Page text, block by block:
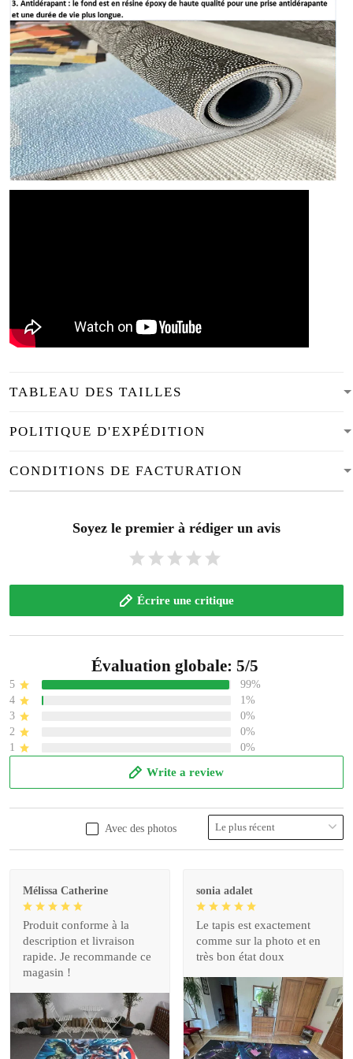
TABLEAU DES TAILLES
POLITIQUE D'EXPÉDITION
CONDITIONS DE FACTURATION
Soyez le premier à rédiger un avis
Écrire une critique
Évaluation globale: 5/5
5
99%
4
1%
3
0%
2
0%
1
0%
Write a review
Avec des photos
Mélissa Catherine
Produit conforme à la
description et livraison
rapide. Je recommande ce
magasin !
sonia adalet
Le tapis est exactement
comme sur la photo et en
très bon état doux